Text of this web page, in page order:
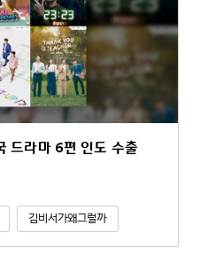
드라마 6편 인도 수출
김비서가왜그럴까